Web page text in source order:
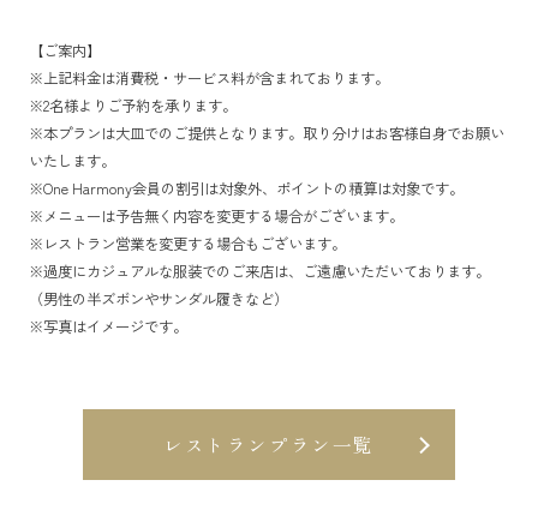
【ご案内】
※上記料金は消費税・サービス料が含まれております。
※2名様よりご予約を承ります。
※本プランは大皿でのご提供となります。取り分けはお客様自身でお願い
いたします。
※One Harmony会員の割引は対象外、ポイントの積算は対象です。
※メニューは予告無く内容を変更する場合がございます。
※レストラン営業を変更する場合もございます。
※過度にカジュアルな服装でのご来店は、ご遠慮いただいております。
（男性の半ズボンやサンダル履きなど）
※写真はイメージです。
レストランプラン一覧